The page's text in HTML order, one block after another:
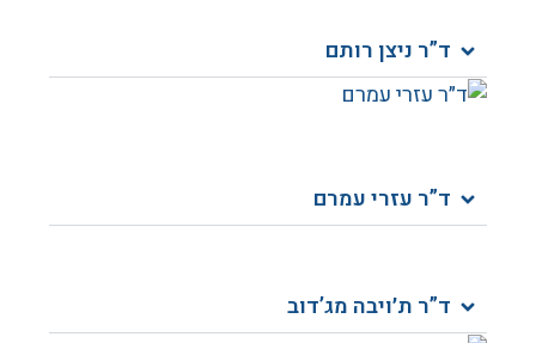
ד”ר ניצן רותם​
ד”ר עזרי עמרם​
ד”ר ת׳ויבה מג’דוב​